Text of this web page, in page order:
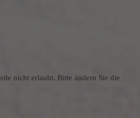
nicht erlaubt. Bitte ändern Sie die